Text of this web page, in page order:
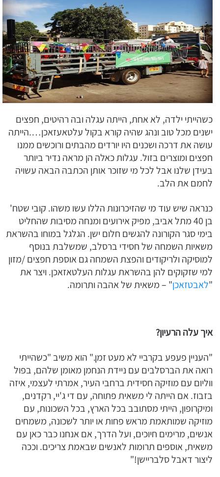
כשהייתי ילדה, לא אחת, הייתה עגלה ובה רהיטים, חפצים
ישנים מכל טוב ונהג שהיה קורא בקול עלטאעזאכן….הייתה
עושה את דרכה ושכנים היו יורדים מהבתים ורוכשים ממנו
חפצים ומוצרים בזול. עגלות כאלה הן מראה נדיר ביותר
בעידן שלנו אבל לכל מי שזוכר אותן הכתבה הבאה עשויה
לחמם את הלב.
כנראה שיש עוד מי שהזיכרונות הללו עשו משהו. קובי שטח'
בן 40 מתל אביב, מפיק אירועים ומנחה מסיבות שהחליט
בימי סגר הקורונה להגשים חלום ישן. הגלגל במוחו בהשראת
משאיות השמחה של חסידי ברסלב, שמשלבת בנוסף
למוסיקה ולריקודים והפצת השמחה גם אוספת חפצים /מזון
למי שזקוקים להן בהשראת עגלות העלטאזאכן. ויצר את
"לאבטזאכן" – משאית של אהבה ותרומה.
איך עלה הרעיון?
"העניין פעפע בקרביי לא מעט זמן." הוא משיב "כשהייתי
רואה את הברסלבים עם ניידת הנחמן מאומן שלהם, בפול
ווליום עם מוזיקה חסידית ברחבי העיר, אמרתי לעצמי, איזה
בזבוז. אם הייתה לי משאית פתוחה, עם די ג'יי, רקדנים,
ומיקרופון, הייתי מסתובב בכל הארץ, בכל השכונות, עם
מוזיקה שמותאמת מראש פחות או יותר לשכונה, משמחים
אנשים, מרימים חיוכים, ועל הדרך, אם אנחנו כבר כאן עם
משאית, אוספים תרומות לאנשים שבאמת צריכים. וככה
ליצור דאבל סלבריישן!"